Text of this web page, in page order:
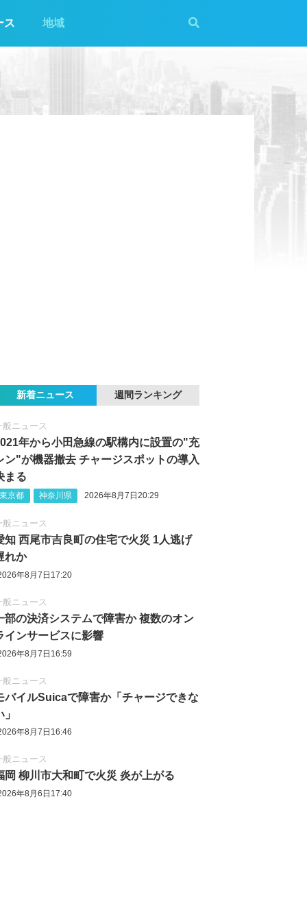
ス 地域
新着ニュース 週間ランキング
般ニュース
年から小田急線の駅構内に設置の"充
ン"が機器撤去 チャージスポットの導入
まる
東京都 神奈川県 2026年8月7日20:29
般ニュース
知 西尾市吉良町の住宅で火災 1人逃げ
れか
年8月7日17:20
般ニュース
部の決済システムで障害か 複数のオン
インサービスに影響
年8月7日16:59
般ニュース
バイルSuicaで障害か「チャージできな
」
年8月7日16:46
般ニュース
岡 柳川市大和町で火災 炎が上がる
年8月6日17:40